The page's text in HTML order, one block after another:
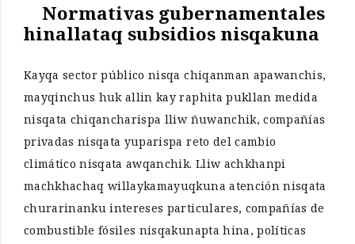
Normativas gubernamentales
hinallataq subsidios nisqakuna
Kayqa sector público nisqa chiqanman apawanchis,
mayqinchus huk allin kay raphita pukllan medida
nisqata chiqancharispa lliw ñuwanchik, compañías
privadas nisqata yuparispa reto del cambio
climático nisqata awqanchik. Lliw achkhanpi
machkhachaq willaykamayuqkuna atención nisqata
churarinanku intereses particulares, compañías de
combustible fósiles nisqakunapta hina, políticas